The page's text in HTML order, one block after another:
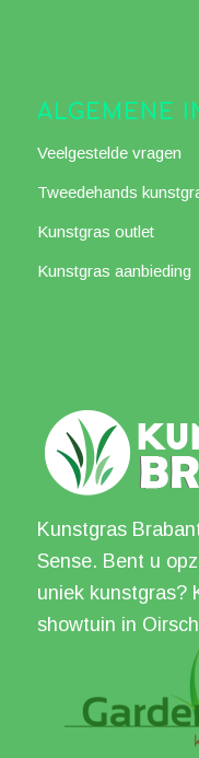
ALGEMENE
Veelgestelde vragen
Tweedehands
Kunstgras outlet
Kunstgras aanbieding
Kunstgras
Sense. Bent u
uniek kunstgras?
showtuin in